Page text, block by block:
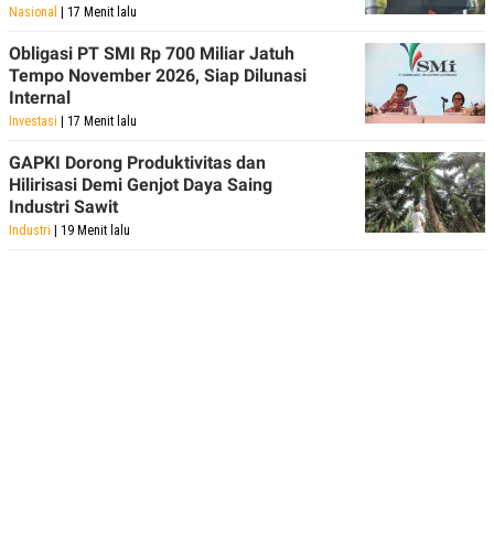
Nasional | 17 Menit lalu
Obligasi PT SMI Rp 700 Miliar Jatuh
Tempo November 2026, Siap Dilunasi
Internal
Investasi | 17 Menit lalu
GAPKI Dorong Produktivitas dan
Hilirisasi Demi Genjot Daya Saing
Industri Sawit
Industri | 19 Menit lalu